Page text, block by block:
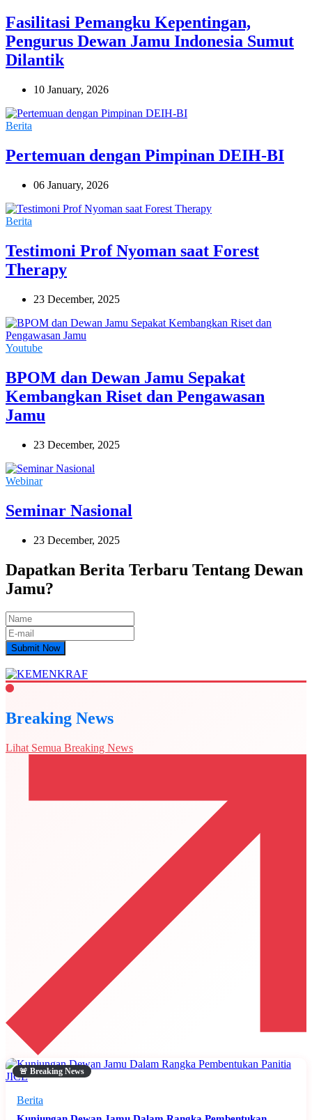
Fasilitasi Pemangku Kepentingan,
Pengurus Dewan Jamu Indonesia Sumut
Dilantik
10 January, 2026
Berita
Pertemuan dengan Pimpinan DEIH-BI
06 January, 2026
Berita
Testimoni Prof Nyoman saat Forest
Therapy
23 December, 2025
Youtube
BPOM dan Dewan Jamu Sepakat
Kembangkan Riset dan Pengawasan
Jamu
23 December, 2025
Webinar
Seminar Nasional
23 December, 2025
Dapatkan Berita Terbaru Tentang Dewan
Jamu?
Submit Now
Breaking News
Lihat Semua Breaking News
🚨 Breaking News
Berita